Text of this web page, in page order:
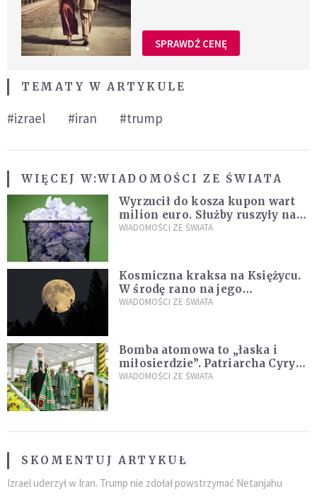
SPRAWDŹ CENĘ
TEMATY W ARTYKULE
#izrael #iran #trump
WIĘCEJ W:WIADOMOŚCI ZE ŚWIATA
Wyrzucił do kosza kupon wart
milion euro. Służby ruszyły na
poszukiwania
WIADOMOŚCI ZE ŚWIATA
Kosmiczna kraksa na Księżycu.
W środę rano na jego
powierzchni dojdzie do
WIADOMOŚCI ZE ŚWIATA
Bomba atomowa to „łaska i
miłosierdzie”. Patriarcha Cyryl
wychwala Putina
WIADOMOŚCI ZE ŚWIATA
SKOMENTUJ ARTYKUŁ
Izrael uderzył w Iran. Trump nie zdołał powstrzymać Netanjahu